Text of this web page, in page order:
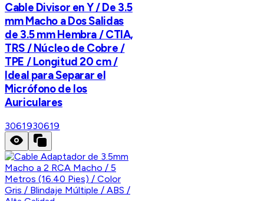
Cable Divisor en Y / De 3.5
mm Macho a Dos Salidas
de 3.5 mm Hembra / CTIA,
TRS / Núcleo de Cobre /
TPE / Longitud 20 cm /
Ideal para Separar el
Micrófono de los
Auriculares
3061930619